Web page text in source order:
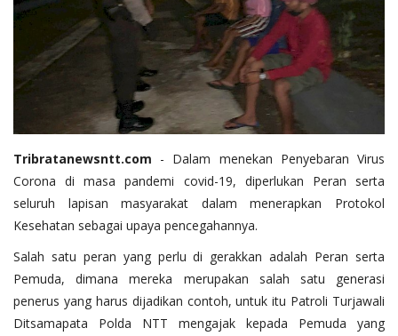
Tribratanewsntt.com - Dalam menekan Penyebaran Virus
Corona di masa pandemi covid-19, diperlukan Peran serta
seluruh lapisan masyarakat dalam menerapkan Protokol
Kesehatan sebagai upaya pencegahannya.
Salah satu peran yang perlu di gerakkan adalah Peran serta
Pemuda, dimana mereka merupakan salah satu generasi
penerus yang harus dijadikan contoh, untuk itu Patroli Turjawali
Ditsamapata Polda NTT mengajak kepada Pemuda yang